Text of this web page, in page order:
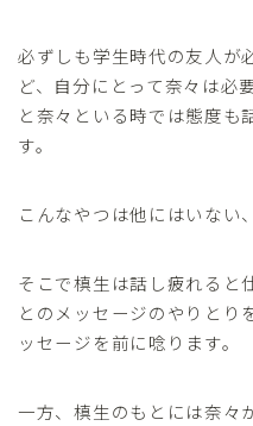
必ずしも学生時代の友人が
ど、自分にとって奈々は必
と奈々といる時では態度も
す。
こんなやつは他にはいない
そこで槙生は話し疲れると
とのメッセージのやりとり
ッセージを前に唸ります。
一方、槙生のもとには奈々